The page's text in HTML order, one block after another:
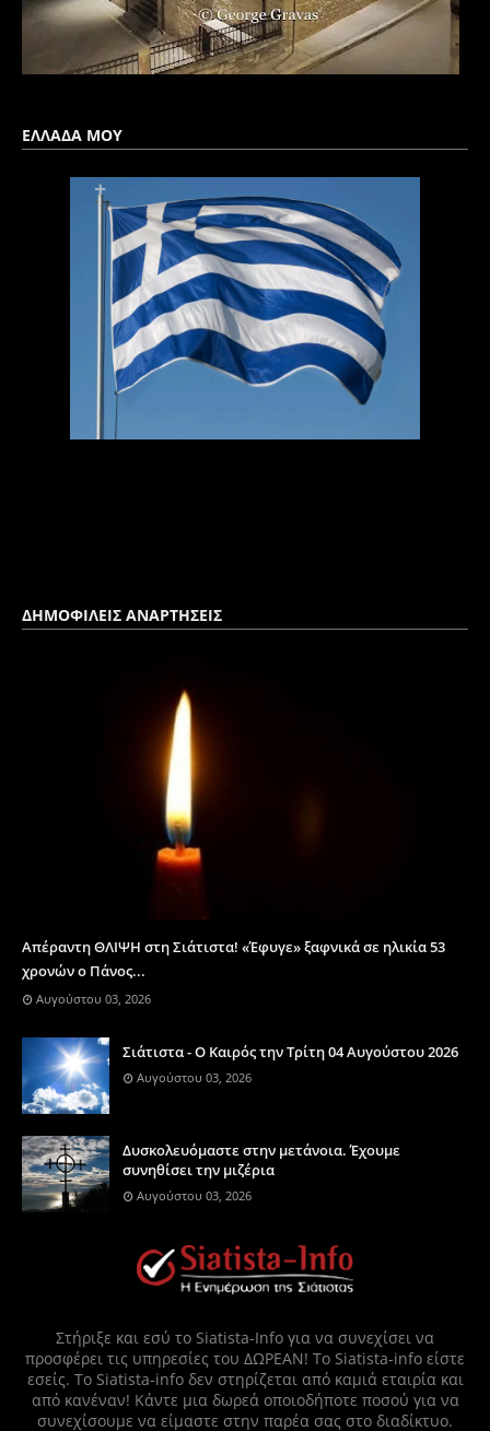
ΕΛΛΑΔΑ ΜΟΥ
ΔΗΜΟΦΙΛΕΙΣ ΑΝΑΡΤΗΣΕΙΣ
Απέραντη ΘΛΙΨΗ στη Σιάτιστα! «Έφυγε» ξαφνικά σε ηλικία 53
χρονών ο Πάνος...
Αυγούστου 03, 2026
Σιάτιστα - Ο Καιρός την Τρίτη 04 Αυγούστου 2026
Αυγούστου 03, 2026
Δυσκολευόμαστε στην μετάνοια. Έχουμε
συνηθίσει την μιζέρια
Αυγούστου 03, 2026
Στήριξε και εσύ το Siatista-Info για να συνεχίσει να
προσφέρει τις υπηρεσίες του ΔΩΡΕΑΝ! Το Siatista-info είστε
εσείς. Το Siatista-info δεν στηρίζεται από καμιά εταιρία και
από κανέναν! Κάντε μια δωρεά οποιοδήποτε ποσού για να
συνεχίσουμε να είμαστε στην παρέα σας στο διαδίκτυο.